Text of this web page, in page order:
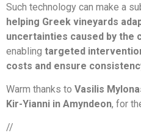
Such technology can make a
helping Greek vineyards
uncertainties caused by the
enabling targeted
costs and ensure
Warm thanks to Vasilis
Kir-Yianni in Amyndeon, for
//